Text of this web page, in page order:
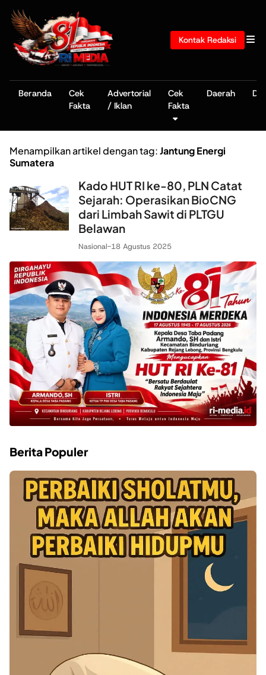
Kontak Redaksi
Beranda
Cek
Fakta
Advertorial
/ Iklan
Cek
Fakta
Daerah
Menampilkan artikel dengan tag:Jantung Energi
Sumatera
Kado HUT RI ke-80, PLN Catat
Sejarah: Operasikan BioCNG
dari Limbah Sawit di PLTGU
Belawan
Nasional-18 Agustus 2025
Berita Populer